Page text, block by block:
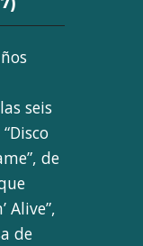
seis
de
Alive”,
de